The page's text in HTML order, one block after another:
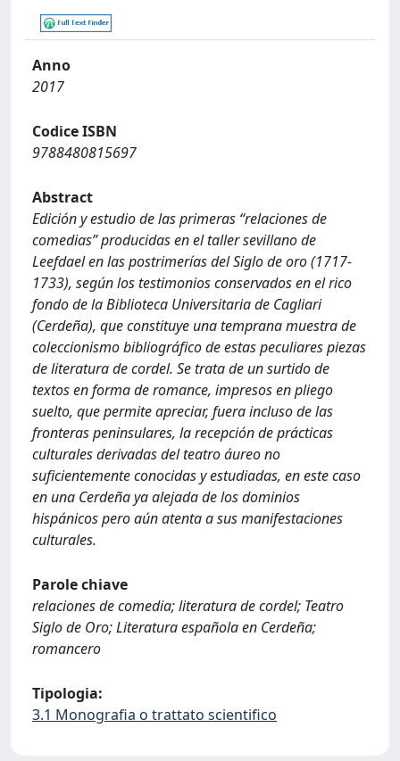
Anno
2017
Codice ISBN
9788480815697
Abstract
Edición y estudio de las primeras “relaciones de
comedias” producidas en el taller sevillano de
Leefdael en las postrimerías del Siglo de oro (1717-
1733), según los testimonios conservados en el rico
fondo de la Biblioteca Universitaria de Cagliari
(Cerdeña), que constituye una temprana muestra de
coleccionismo bibliográfico de estas peculiares piezas
de literatura de cordel. Se trata de un surtido de
textos en forma de romance, impresos en pliego
suelto, que permite apreciar, fuera incluso de las
fronteras peninsulares, la recepción de prácticas
culturales derivadas del teatro áureo no
suficientemente conocidas y estudiadas, en este caso
en una Cerdeña ya alejada de los dominios
hispánicos pero aún atenta a sus manifestaciones
culturales.
Parole chiave
relaciones de comedia; literatura de cordel; Teatro
Siglo de Oro; Literatura española en Cerdeña;
romancero
Tipologia:
3.1 Monografia o trattato scientifico